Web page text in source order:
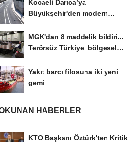
Kocaeli Darıca’ya
Büyükşehir'den modern
MGK'dan 8 maddelik bildiri...
Terörsüz Türkiye, bölgesel
Yakıt barcı filosuna iki yeni
gemi
HABERLER
KTO Başkanı Öztürk'ten Kritik